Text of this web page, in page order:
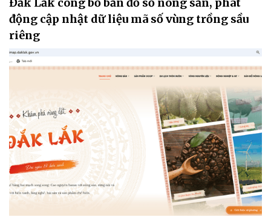
động cập nhật dữ liệu mã số vùng trồng sầu
riêng